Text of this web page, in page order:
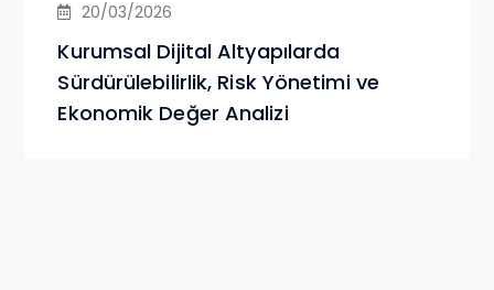
20/03/2026
Kurumsal Dijital Altyapılarda
Sürdürülebilirlik, Risk Yönetimi ve
Ekonomik Değer Analizi